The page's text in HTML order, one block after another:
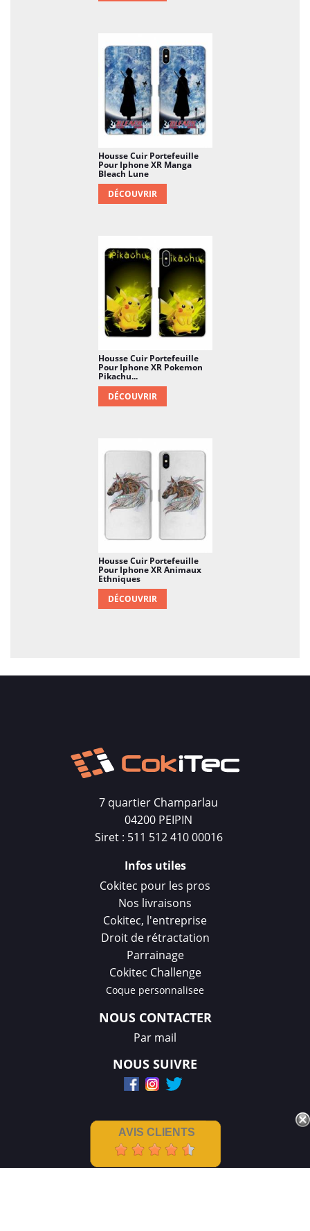
Housse Cuir Portefeuille
Pour Iphone XR Manga
Bleach Lune
DÉCOUVRIR
Housse Cuir Portefeuille
Pour Iphone XR Pokemon
Pikachu...
DÉCOUVRIR
Housse Cuir Portefeuille
Pour Iphone XR Animaux
Ethniques
DÉCOUVRIR
7 quartier Champarlau
04200 PEIPIN
Siret : 511 512 410 00016
Infos utiles
Cokitec pour les pros
Nos livraisons
Cokitec, l'entreprise
Droit de rétractation
Parrainage
Cokitec Challenge
Coque personnalisee
NOUS CONTACTER
Par mail
NOUS SUIVRE
AVIS CLIENTS